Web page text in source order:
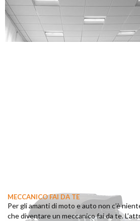
MECCANICO FAI DA TE
Per gli amanti di moto e auto non c’è
che diventare un meccanico fai da te.